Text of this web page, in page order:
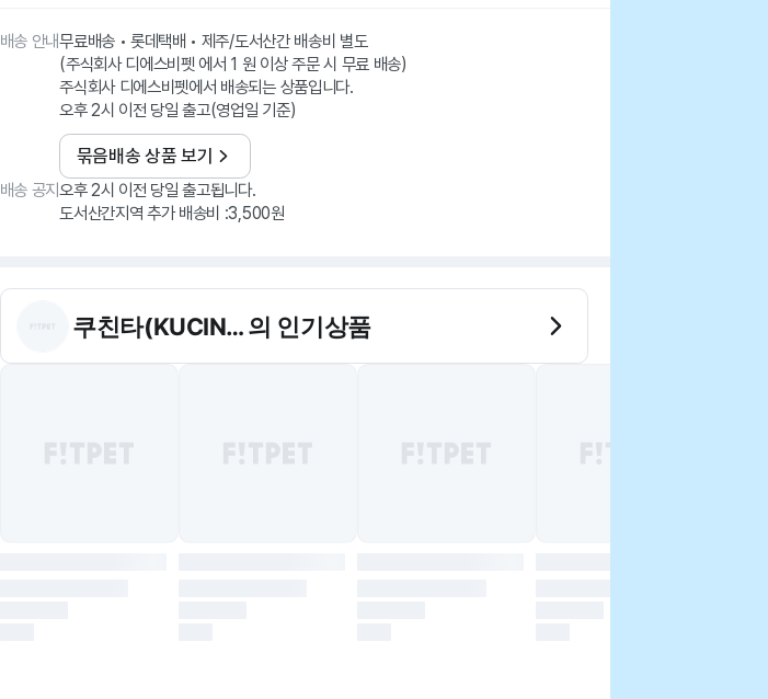
배송 안내무료배송 • 롯데택배 • 제주/도서산간 배송비 별도
(주식회사 디에스비펫 에서 1 원 이상 주문 시 무료 배송)
주식회사 디에스비펫에서 배송되는 상품입니다.
오후 2시 이전 당일 출고(영업일 기준)
묶음배송 상품 보기
배송 공지오후 2시 이전 당일 출고됩니다.
도서산간지역 추가 배송비 :3,500원
쿠친타(KUCINTA)의 인기상품